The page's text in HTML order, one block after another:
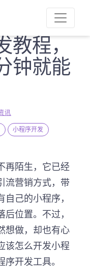
教程，
钟就能
讯
小程序开发
再陌生，它已经
流营销方式，带
己的小程序，
位置。不过，
想做，却也有心
该怎么开发小程
开发工具。